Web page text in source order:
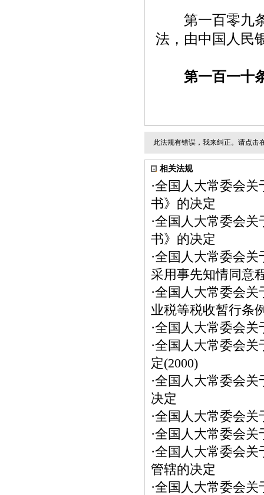
第一百零九条
法，由中国人民
第一百一十
此法规有错误，我来纠正。请点击
相关法规
·全国人大常委会关
书》的决定
·全国人大常委会关
书》的决定
·全国人大常委会关
采用事先知情同意
·全国人大常委会关
业税等税收暂行条
·全国人大常委会关
·全国人大常委会关
定(2000)
·全国人大常委会关
决定
·全国人大常委会关
·全国人大常委会关
·全国人大常委会关
管辖的决定
·全国人大常委会关